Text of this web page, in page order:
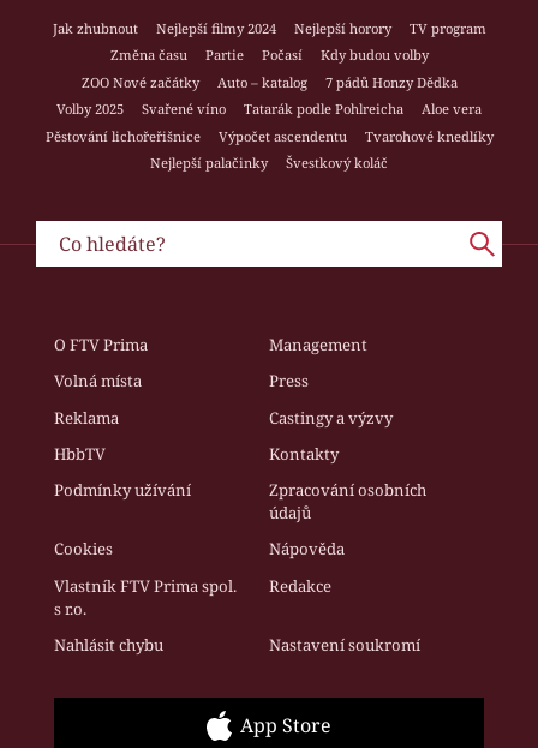
Jak zhubnout Nejlepší filmy 2024 Nejlepší horory
TV program
Změna času
Partie Počasí
Kdy budou volby
ZOO Nové začátky
Auto – katalog
7 pádů Honzy Dědka
Volby 2025
Svařené víno Tatarák podle Pohlreicha
Aloe vera
Pěstování lichořeřišnice
Výpočet ascendentu
Tvarohové knedlíky
Nejlepší palačinky
Švestkový koláč
O FTV Prima
Management
Volná místa
Press
Reklama
Castingy a výzvy
HbbTV
Kontakty
Podmínky užívání
Zpracování osobních
údajů
Cookies
Nápověda
Vlastník FTV Prima spol.
s r.o.
Redakce
Nahlásit chybu Nastavení soukromí
App Store